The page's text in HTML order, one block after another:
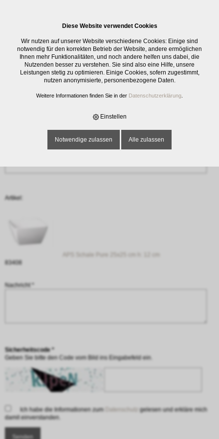
‹ Zurück
Anfrage
Name oder Firma *
Artikel:
83408
Nachricht *
Sicherheitscode *
Geben Sie bitte den Code vom Bild ins Eingabefeld ein.
Ich habe die Informationen zum
gelesen und erkläre mich
damit einverstanden.
Diese Website verwendet Cookies
Wir nutzen auf unserer Website verschiedene Cookies: Einige sind
notwendig für den korrekten Betrieb der Website, andere ermöglichen
Ihnen mehr Funktionalitäten, und noch andere helfen uns dabei, die
Nutzenden besser zu verstehen. Sie sind also eine Hilfe, unsere
Leistungen stetig zu optimieren. Einige Cookies, sofern zugestimmt,
nutzen anonymisierte, personenbezogene Daten.
Weitere Informationen finden Sie in der Datenschutzerklärung
Einstellen
Notwendige zulassen Alle zulassen